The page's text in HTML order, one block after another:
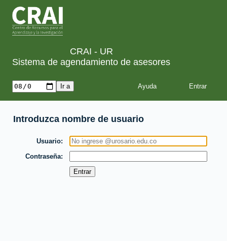
CRAI - UR
Sistema de agendamiento de asesores
Ayuda
Introduzca nombre de usuario
Usuario
Contraseña